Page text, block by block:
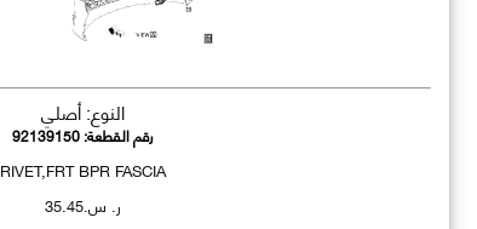
النوع: أصلي
رقم القطعة:92139150
RIVET,FRT BPR FASCIA
ر. س.35.45